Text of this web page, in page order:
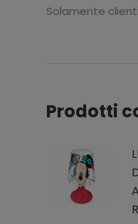
Solamente
Prodotti